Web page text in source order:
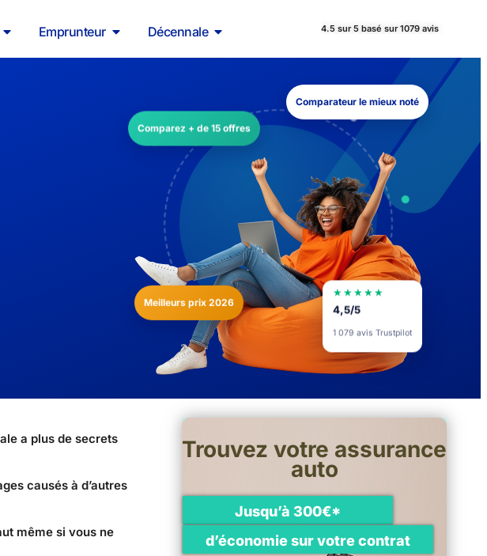
Emprunteur Décennale 4.5 sur 5 basé sur 1079 avis
Comparez + de 15 offres
Meilleurs prix 2026
Comparateur le mieux noté
★★★★★
4,5/5
1 079 avis Trustpilot
a plus de secrets
causés à d’autres
même si vous ne
Trouvez votre assurance
auto
Jusqu’à 300€*
d’économie sur votre contrat